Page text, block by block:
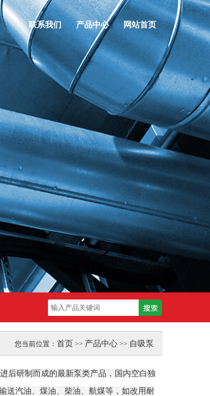
网站首页
产品中心
联系我们
您当前位置： 首页 >> 产品中心 >> 自吸泵
后研制而成的最新泵类产品，国内空白独
送汽油、煤油、柴油、航煤等，如改用耐